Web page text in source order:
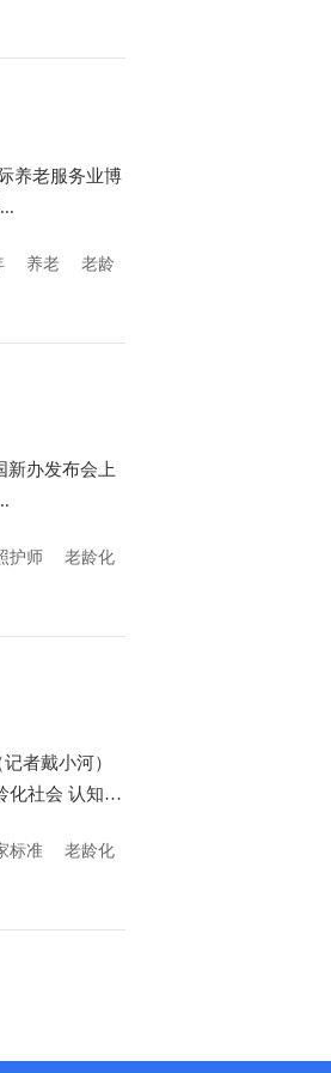
养老服务业博
养老 老龄
新办发布会上
护师 老龄化
化社会 认知症
标准 老龄化